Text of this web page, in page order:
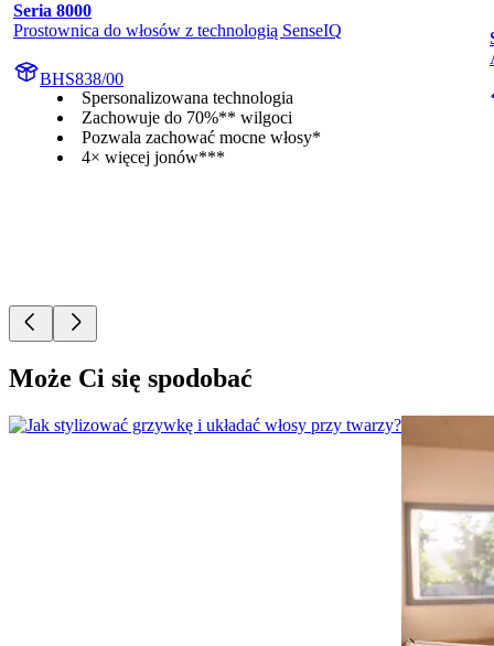
Seria 8000
Prostownica do włosów z technologią SenseIQ
BHS838/00
Spersonalizowana technologia
Zachowuje do 70%** wilgoci
Pozwala zachować mocne włosy*
4× więcej jonów***
Może Ci się spodobać